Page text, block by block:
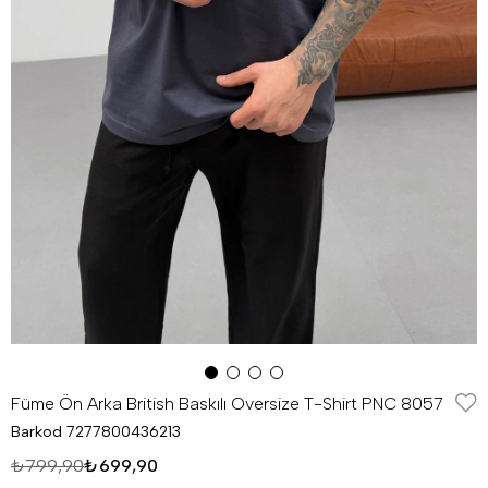
Füme Ön Arka British Baskılı Oversize T-Shirt PNC 8057
Barkod 7277800436213
₺799,90₺699,90